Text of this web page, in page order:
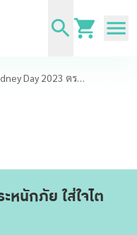
World Kidney Day 2023 ตระหนักภัย ใส่ใจไต ป้องกันไว้ เน้นกลุ่มเสี่ยง
หนักภัย ใส่ใจไต